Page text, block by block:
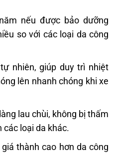
nếu được bảo dưỡng
so với các loại da công
nhiên, giúp duy trì nhiệt
lên nhanh chóng khi xe
lau chùi, không bị thấm
các loại da khác.
thành cao hơn da công